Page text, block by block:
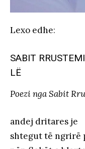
Lexo edhe:
SABIT
LË
Poezi nga Sabit
andej dritares je
shtegut të ngrirë